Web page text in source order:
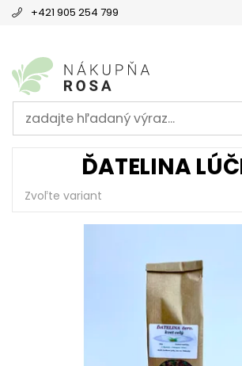
+421 905 254 799
ĎATELINA
Zvoľte variant